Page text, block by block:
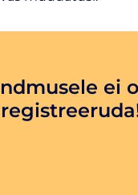
11-st ja teinud
ei